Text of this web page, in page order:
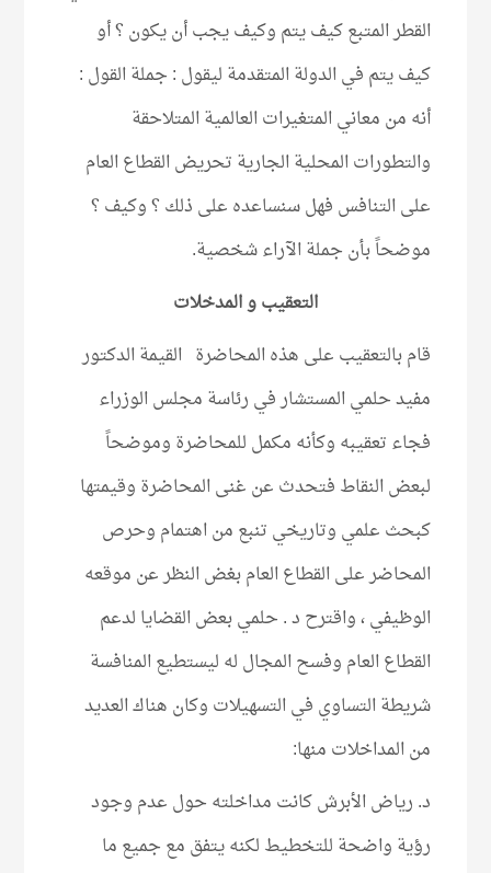
القطر المتبع كيف يتم وكيف يجب أن يكون ؟ أو
كيف يتم في الدولة المتقدمة ليقول : جملة القول :
أنه من معاني المتغيرات العالمية المتلاحقة
والتطورات المحلية الجارية تحريض القطاع العام
على التنافس فهل سنساعده على ذلك ؟ وكيف ؟
موضحاً بأن جملة الآراء شخصية.
التعقيب و المدخلات
قام بالتعقيب على هذه المحاضرة القيمة الدكتور
مفيد حلمي المستشار في رئاسة مجلس الوزراء
فجاء تعقيبه وكأنه مكمل للمحاضرة وموضحاً
لبعض النقاط فتحدث عن غنى المحاضرة وقيمتها
كبحث علمي وتاريخي تنبع من اهتمام وحرص
المحاضر على القطاع العام بغض النظر عن موقعه
الوظيفي ، واقترح د . حلمي بعض القضايا لدعم
القطاع العام وفسح المجال له ليستطيع المنافسة
شريطة التساوي في التسهيلات وكان هناك العديد
من المداخلات منها:
د. رياض الأبرش كانت مداخلته حول عدم وجود
رؤية واضحة للتخطيط لكنه يتفق مع جميع ما